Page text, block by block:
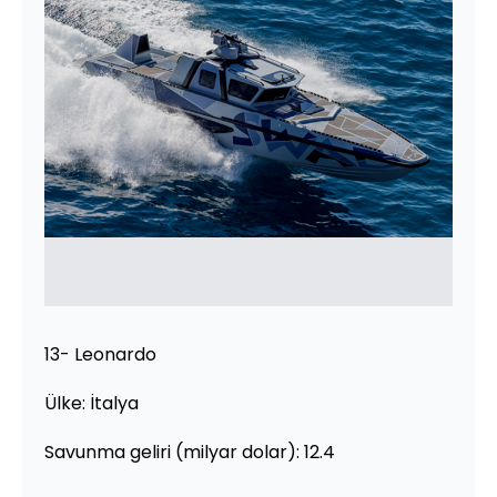
13- Leonardo
Ülke: İtalya
Savunma geliri (milyar dolar): 12.4